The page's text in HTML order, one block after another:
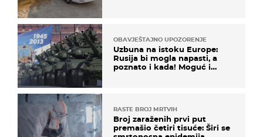
OBAVJEŠTAJNO UPOZORENJE
Uzbuna na istoku Europe:
Rusija bi mogla napasti, a
poznato i kada! Moguć i
RASTE BROJ MRTVIH
Broj zaraženih prvi put
premašio četiri tisuće: Širi se